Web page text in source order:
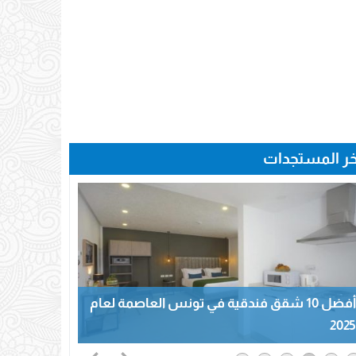
المستجدات
أفضل 10 شقق فندقية في تونس العاصمة لعام
2025